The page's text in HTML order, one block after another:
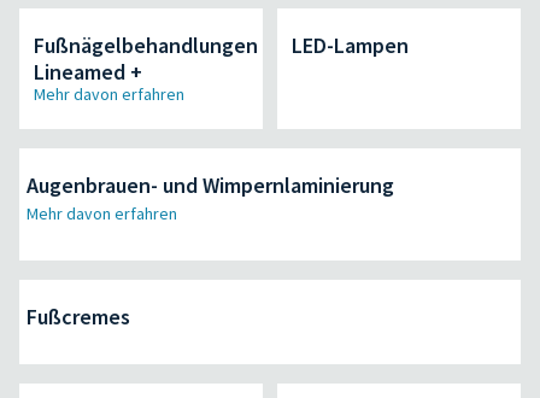
Fußnägelbehandlungen
Lineamed +
Mehr davon erfahren
LED-Lampen
Augenbrauen- und Wimpernlaminierung
Mehr davon erfahren
Fußcremes